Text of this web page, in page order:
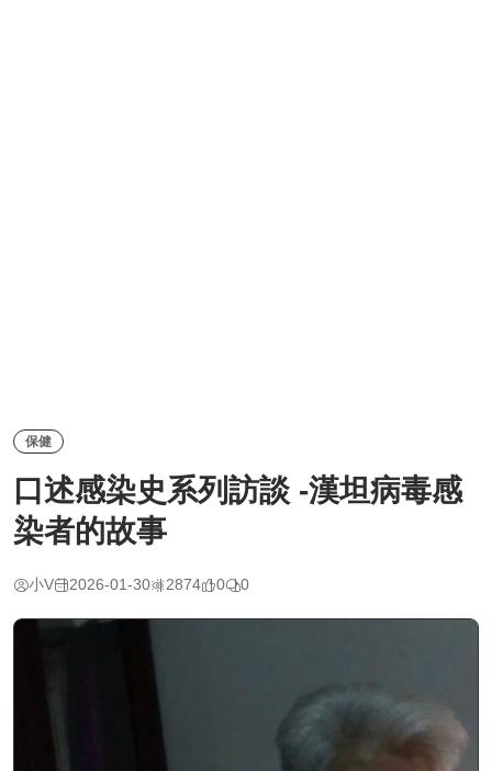
保健
口述感染史系列訪談 -漢坦病毒感
染者的故事
小V 2026-01-30 2874 0 0